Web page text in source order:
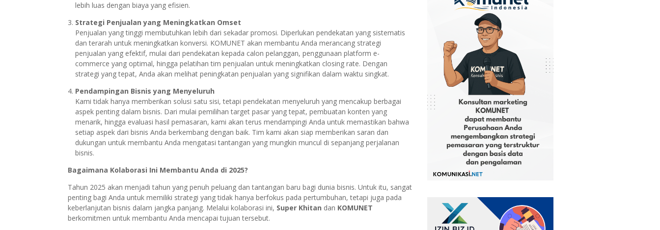
lebih luas dengan biaya yang efisien.
Strategi Penjualan yang Meningkatkan Omset
Penjualan yang tinggi membutuhkan lebih dari sekadar promosi. Diperlukan pendekatan yang sistematis
dan terarah untuk meningkatkan konversi. KOMUNET akan membantu Anda merancang strategi
penjualan yang efektif, mulai dari pendekatan kepada calon pelanggan, penggunaan platform e-
commerce yang optimal, hingga pelatihan tim penjualan untuk meningkatkan closing rate. Dengan
strategi yang tepat, Anda akan melihat peningkatan penjualan yang signifikan dalam waktu singkat.
Pendampingan Bisnis yang Menyeluruh
Kami tidak hanya memberikan solusi satu sisi, tetapi pendekatan menyeluruh yang mencakup berbagai
aspek penting dalam bisnis. Dari mulai pemilihan target pasar yang tepat, pembuatan konten yang
menarik, hingga evaluasi hasil pemasaran, kami akan terus mendampingi Anda untuk memastikan bahwa
setiap aspek dari bisnis Anda berkembang dengan baik. Tim kami akan siap memberikan saran dan
dukungan untuk membantu Anda mengatasi tantangan yang mungkin muncul di sepanjang perjalanan
bisnis.
Bagaimana Kolaborasi Ini Membantu Anda di 2025?
Tahun 2025 akan menjadi tahun yang penuh peluang dan tantangan baru bagi dunia bisnis. Untuk itu, sangat
penting bagi Anda untuk memiliki strategi yang tidak hanya berfokus pada pertumbuhan, tetapi juga pada
keberlanjutan bisnis dalam jangka panjang. Melalui kolaborasi ini, Super Khitan dan KOMUNET
berkomitmen untuk membantu Anda mencapai tujuan tersebut.